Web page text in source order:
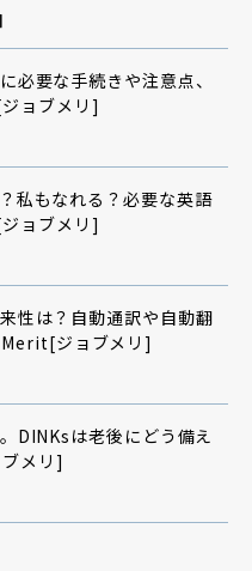
必要な手続きや注意点、
ョブメリ]
私もなれる？必要な英語
ョブメリ]
性は？自動通訳や自動翻
ジョブメリ]
DINKsは老後にどう備え
メリ]